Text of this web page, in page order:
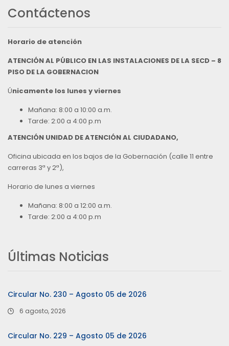
Contáctenos
Horario de atención
ATENCIÓN AL PÚBLICO EN LAS INSTALACIONES DE LA SECD – 8
PISO DE LA GOBERNACION
Únicamente los lunes y viernes
Mañana: 8:00 a 10:00 a.m.
Tarde: 2:00 a 4:00 p.m
ATENCIÓN UNIDAD DE ATENCIÓN AL CIUDADANO,
Oficina ubicada en los bajos de la Gobernación (calle 11 entre
carreras 3ª y 2ª),
Horario de lunes a viernes
Mañana: 8:00 a 12:00 a.m.
Tarde: 2:00 a 4:00 p.m
Últimas Noticias
Circular No. 230 – Agosto 05 de 2026
6 agosto, 2026
Circular No. 229 – Agosto 05 de 2026